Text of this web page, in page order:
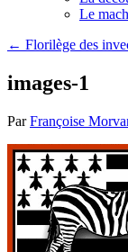
Le
← Florilège des
images-1
Par Françoise